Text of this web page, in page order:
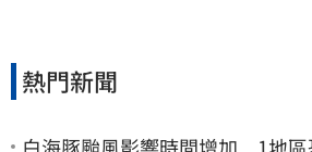
熱門新聞
白海豚颱風影響時間增加 1地區